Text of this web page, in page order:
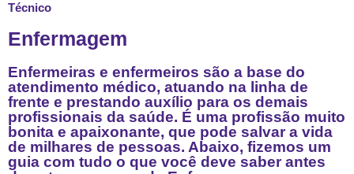
Técnico
Enfermagem
Enfermeiras e enfermeiros são a base do
atendimento médico, atuando na linha de
frente e prestando auxílio para os demais
profissionais da saúde. É uma profissão muito
bonita e apaixonante, que pode salvar a vida
de milhares de pessoas. Abaixo, fizemos um
guia com tudo o que você deve saber antes